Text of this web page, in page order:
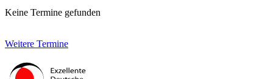
Keine Termine gefunden
Weitere Termine